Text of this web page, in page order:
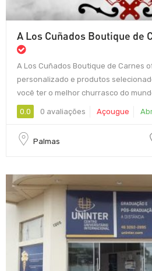
A Los Cuñados Boutique de
A Los Cuñados Boutique de Carnes
personalizado e produtos
você ter o melhor churrasco do
0.0 0 avaliações Açougue
Palmas